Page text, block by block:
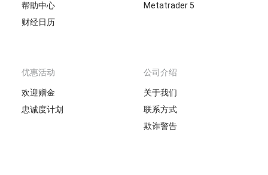
帮助中心
财经日历
Metatrader 5
优惠活动
欢迎赠金
忠诚度计划
公司介绍
关于我们
联系方式
欺诈警告